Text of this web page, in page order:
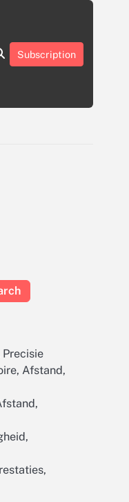
Subscription
Precisie
Afstand,